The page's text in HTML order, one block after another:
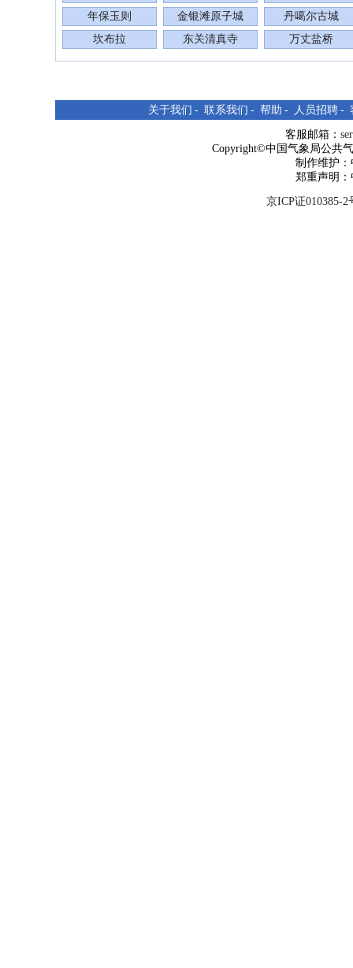
年保玉则
金银滩原子城
丹噶尔古城
坎布拉
东关清真寺 万丈盐桥
关于我们 - 联系我们 - 帮助 - 人员招聘 -
客服邮箱：
Copyright©中国气象局公共
制作维护
郑重声明
京ICP证010385-2